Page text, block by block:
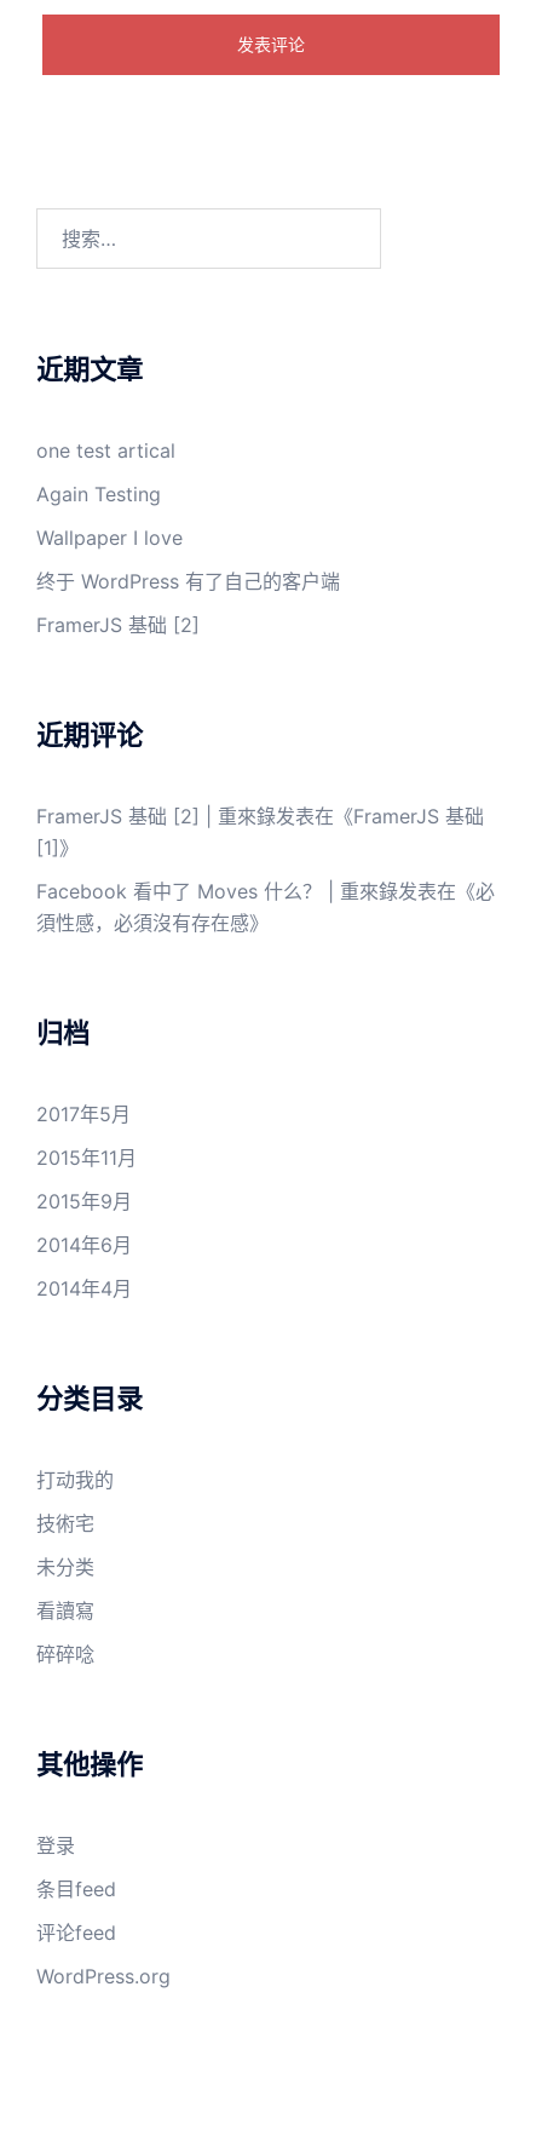
索：
近期文章
one test artical
Again Testing
Wallpaper I love
终于 WordPress 有了自己的客户端
FramerJS 基础 [2]
近期评论
FramerJS 基础 [2] | 重來錄发表在《FramerJS 基础
[1]》
Facebook 看中了 Moves 什么？ | 重來錄发表在《必
須性感，必須沒有存在感》
归档
2017年5月
2015年11月
2015年9月
2014年6月
2014年4月
分类目录
打动我的
技術宅
未分类
看讀寫
碎碎唸
其他操作
登录
条目feed
评论feed
WordPress.org